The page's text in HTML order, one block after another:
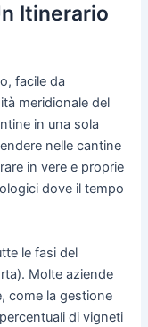
Itinerario
facile da
meridionale del
in una sola
nelle cantine
in vere e proprie
dove il tempo
le fasi del
Molte aziende
come la gestione
di vigneti